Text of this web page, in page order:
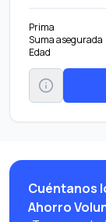
Prima
Suma asegurada
Edad
Cuéntanos
Ahorro